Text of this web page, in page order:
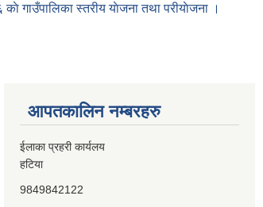
गाउँपालिका स्तरीय याेजना तथा परीयाेजना ।
आपतकालिन नम्बरहरु
ईलाका प्रहरी कार्यलय
हटिया
9849842122